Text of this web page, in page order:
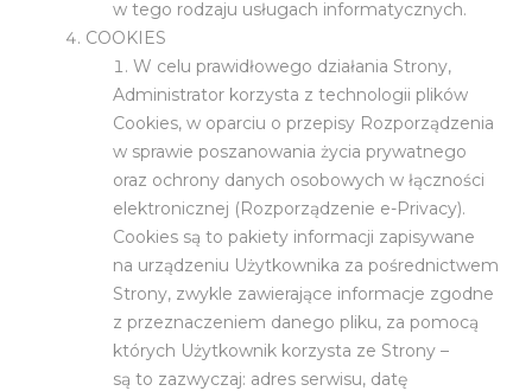
w tego rodzaju usługach informatycznych.
COOKIES
W celu prawidłowego działania Strony,
Administrator korzysta z technologii plików
Cookies, w oparciu o przepisy Rozporządzenia
w sprawie poszanowania życia prywatnego
oraz ochrony danych osobowych w łączności
elektronicznej (Rozporządzenie e-Privacy).
Cookies są to pakiety informacji zapisywane
na urządzeniu Użytkownika za pośrednictwem
Strony, zwykle zawierające informacje zgodne
z przeznaczeniem danego pliku, za pomocą
których Użytkownik korzysta ze Strony –
są to zazwyczaj: adres serwisu, datę